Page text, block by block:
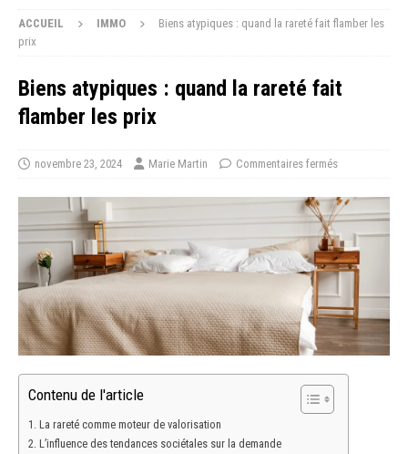
ACCUEIL IMMO
Biens atypiques : quand la rareté fait flamber les
prix
Biens atypiques : quand la rareté fait
flamber les prix
novembre 23, 2024 Marie Martin Commentaires fermés
Contenu de l'article
La rareté comme moteur de valorisation
L’influence des tendances sociétales sur la demande